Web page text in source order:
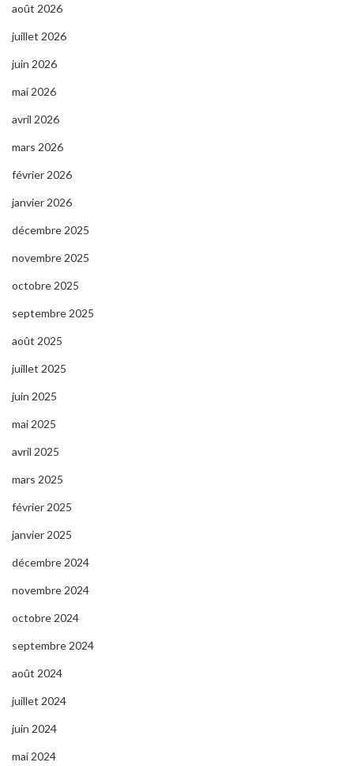
août 2026
juillet 2026
juin 2026
mai 2026
avril 2026
mars 2026
février 2026
janvier 2026
décembre 2025
novembre 2025
octobre 2025
septembre 2025
août 2025
juillet 2025
juin 2025
mai 2025
avril 2025
mars 2025
février 2025
janvier 2025
décembre 2024
novembre 2024
octobre 2024
septembre 2024
août 2024
juillet 2024
juin 2024
mai 2024